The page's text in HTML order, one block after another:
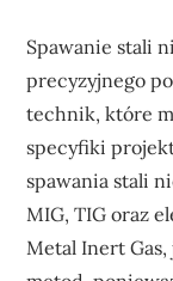
Spawanie stali
precyzyjnego
technik, które
specyfiki
spawania stali
MIG, TIG oraz
Metal Inert